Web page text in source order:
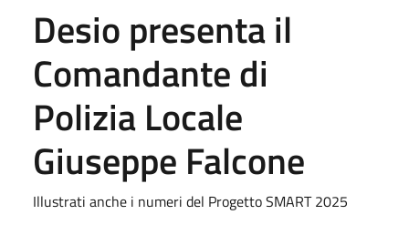
Desio presenta il
Comandante di
Polizia Locale
Giuseppe Falcone
Illustrati anche i numeri del Progetto SMART 2025